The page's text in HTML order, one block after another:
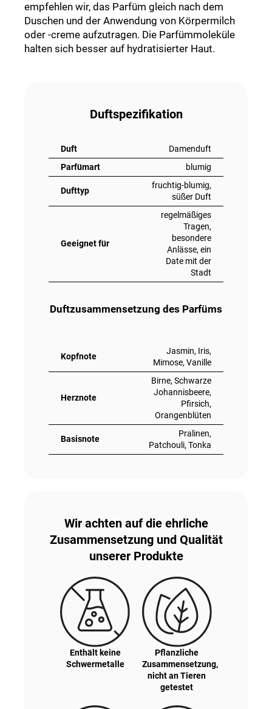
empfehlen wir, das Parfüm gleich nach dem
Duschen und der Anwendung von Körpermilch
oder -creme aufzutragen. Die Parfümmoleküle
halten sich besser auf hydratisierter Haut.
Duftspezifikation
Duft
Damenduft
Parfümart
blumig
Dufttyp
fruchtig-blumig,
süßer Duft
Geeignet für
regelmäßiges
Tragen,
besondere
Anlässe, ein
Date mit der
Stadt
Duftzusammensetzung des Parfüms
Kopfnote
Jasmin, Iris,
Mimose, Vanille
Herznote
Birne, Schwarze
Johannisbeere,
Pfirsich,
Orangenblüten
Basisnote
Pralinen,
Patchouli, Tonka
Wir achten auf die ehrliche
Zusammensetzung und Qualität
unserer Produkte
Enthält keine
Schwermetalle
Pflanzliche
Zusammensetzung,
nicht an Tieren
getestet